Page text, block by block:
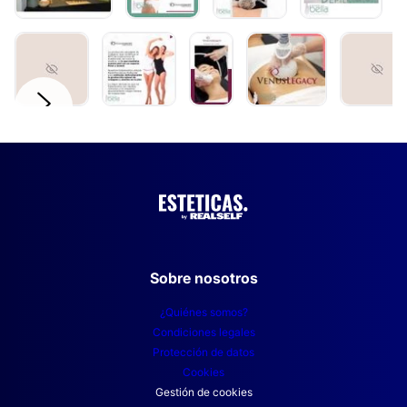
Sobre nosotros
¿Quiénes somos?
Condiciones legales
Protección de datos
Cookies
Gestión de cookies